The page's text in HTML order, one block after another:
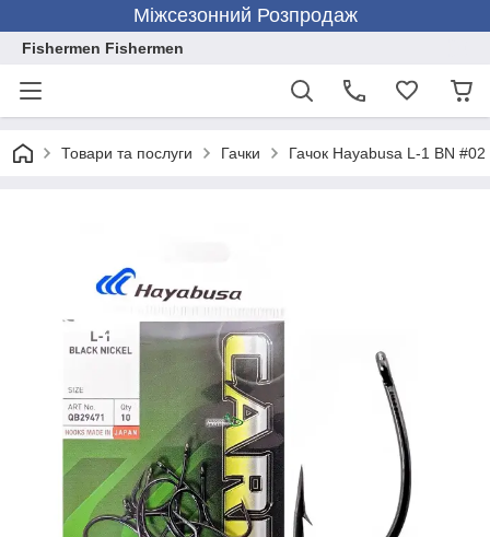
Міжсезонний Розпродаж
Fishermen Fishermen
Товари та послуги Гачки Гачок Hayabusa L-1 BN